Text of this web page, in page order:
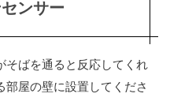
ンサー
そばを通ると反応してくれ
部屋の壁に設置してくださ